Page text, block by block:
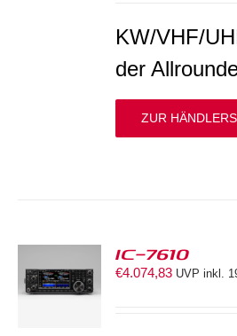
KW/VHF/
der
ZUR
IC-7610
€4.074,83 UVP inkl.